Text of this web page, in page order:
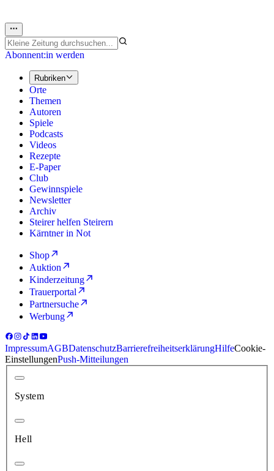
Abonnent:in werden
Rubriken
Orte
Themen
Autoren
Spiele
Podcasts
Videos
Rezepte
E-Paper
Club
Gewinnspiele
Newsletter
Archiv
Steirer helfen Steirern
Kärntner in Not
Shop
Auktion
Kinderzeitung
Trauerportal
Partnersuche
Werbung
ImpressumAGBDatenschutzBarrierefreiheitserklärungHilfeCookie-
EinstellungenPush-Mitteilungen
System
Hell